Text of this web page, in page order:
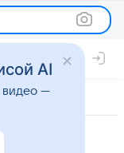
AI
видео —